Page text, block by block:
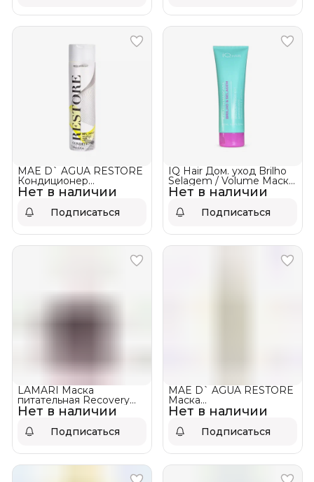
Нет в наличии
MAE D` AGUA RESTORE
Кондиционер
восстанавливающий для
волос
Подписаться
Нет в наличии
IQ Hair Дом. уход Brilho
Selagem / Volume Маска
Уплотнение и Блеск
Подписаться
Нет в наличии
LAMARI Маска
питательная Recovery
Mask ❌ НЕТ В
НАЛИЧИИ!
Подписаться
Нет в наличии
MAE D` AGUA RESTORE
Маска
восстанавливающая для
волос
Подписаться